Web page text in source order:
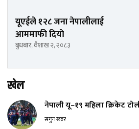
यूएईले १२८ जना नेपालीलाई
आममाफी दियाे
बुधबार, वैशाख २, २०८३
खेल
नेपाली यू–१९ महिला क्रिकेट
सगुन खबर